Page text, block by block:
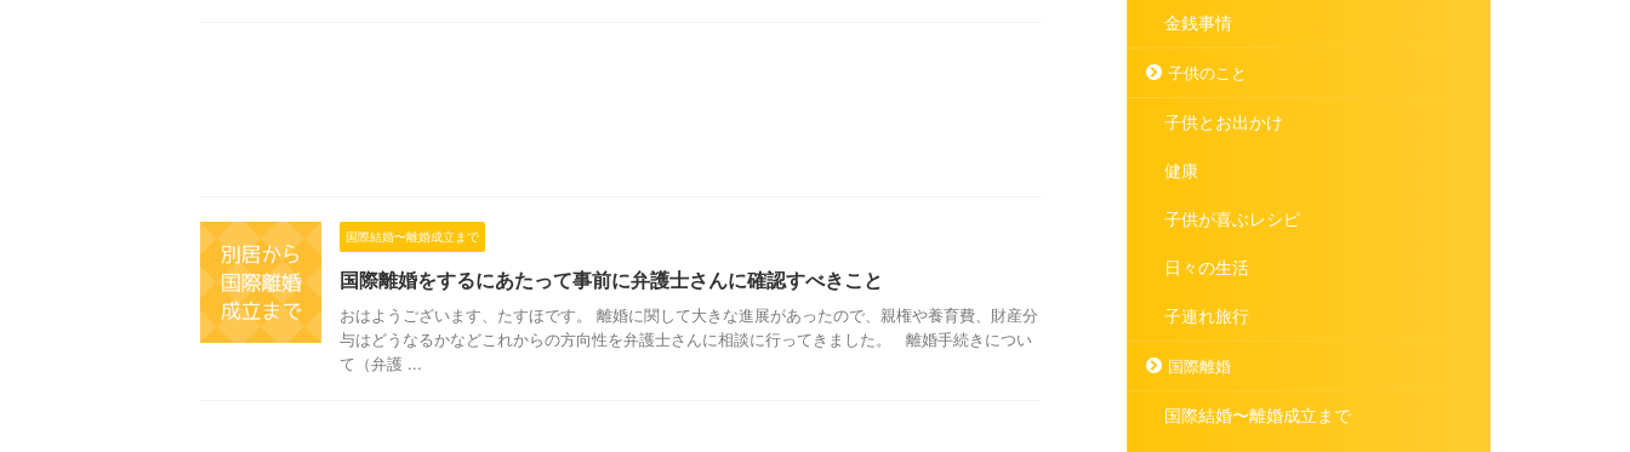
国際結婚〜離婚成立まで
国際離婚をするにあたって事前に弁護士さんに確認すべきこと
おはようございます、たすほです。 離婚に関して大きな進展があったので、親権や養育費、財産分
与はどうなるかなどこれからの方向性を弁護士さんに相談に行ってきました。 離婚手続きについ
て（弁護 ...
金銭事情
子供のこと
子供とお出かけ
健康
子供が喜ぶレシピ
日々の生活
子連れ旅行
国際離婚
国際結婚〜離婚成立まで